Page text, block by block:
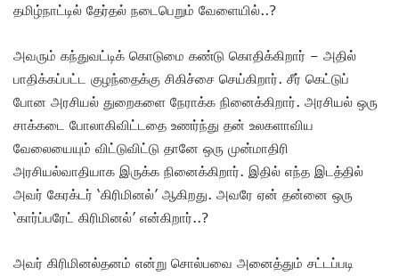
தமிழ்நாட்டில் தேர்தல் நடைபெறும் வேளையில்..?
அவரும் கந்துவட்டிக் கொடுமை கண்டு கொதிக்கிறார் – அதில்
பாதிக்கப்பட்ட குழந்தைக்கு சிகிச்சை செய்கிறார். சீர் கெட்டுப்
போன அரசியல் துறைகளை நேராக்க நினைக்கிறார். அரசியல் ஒரு
சாக்கடை போலாகிவிட்டதை உணர்ந்து தன் உலகளாவிய
வேலையையும் விட்டுவிட்டு தானே ஒரு முன்மாதிரி
அரசியல்வாதியாக இருக்க நினைக்கிறார். இதில் எந்த இடத்தில்
அவர் கேரக்டர் ‘கிரிமினல்’ ஆகிறது. அவரே ஏன் தன்னை ஒரு
‘கார்ப்பரேட் கிரிமினல்’ என்கிறார்..?
அவர் கிரிமினல்தனம் என்று சொல்பவை அனைத்தும் சட்டப்படி